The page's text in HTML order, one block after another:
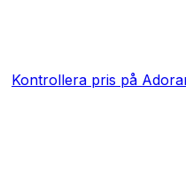
Kontrollera pris på